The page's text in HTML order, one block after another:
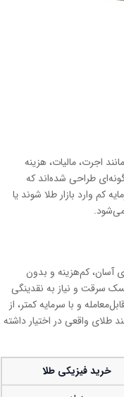
اجرت، مالیات، هزینه
طراحی شده‌اند که
کم وارد بازار طلا شوند یا
آسان، کم‌هزینه و بدون
سرقت و نیاز به نقدینگی
و با سرمایه کمتر، از
طلای واقعی در اختیار داشته
خرید فیزیکی طلا